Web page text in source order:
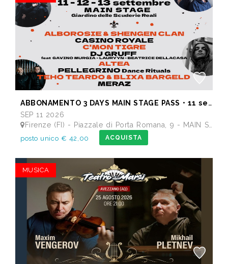
ABBONAMENTO 3 DAYS MAIN STAGE PASS • 11 settembre: Alborosie & Shengen Clan, DJ Gruff feat Gavino Murgia - Lauryyn - Beatrice Dellacasa, after party Dj Gruff • 12 settembre: Altea, Pellegrino, Casino Royale • 13 settembre: Meraz, Teho Teardo & Blixa Bargeld, C'Mon Tigre
SEP 11 2026
Firenze (FI) - Piazzale di Porta Romana, 9 - MAIN STAGE - Giardino delle Scuderie Reali
posto unico € 42,00 ACQUISTA
MUSICA